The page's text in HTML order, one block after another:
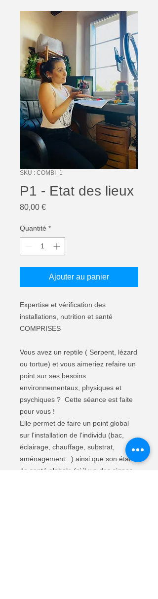
SKU : COMBI_1
P1 - Etat des lieux
80,00 €Prix
Quantité *
Ajouter au panier
Expertise et vérification des
installations, nutrition et santé
COMPRISES
Vous avez un reptile ( Serpent, lézard
ou tortue) et vous aimeriez refaire un
point sur ses besoins
environnementaux, physiques et
psychiques ? Cette séance est faite
pour vous !
Elle permet de faire un point global
sur l'installation de l'individu (bac,
éclairage, chauffage, substrat,
aménagement...) ainsi que son état
de santé globale (si il y a des signes